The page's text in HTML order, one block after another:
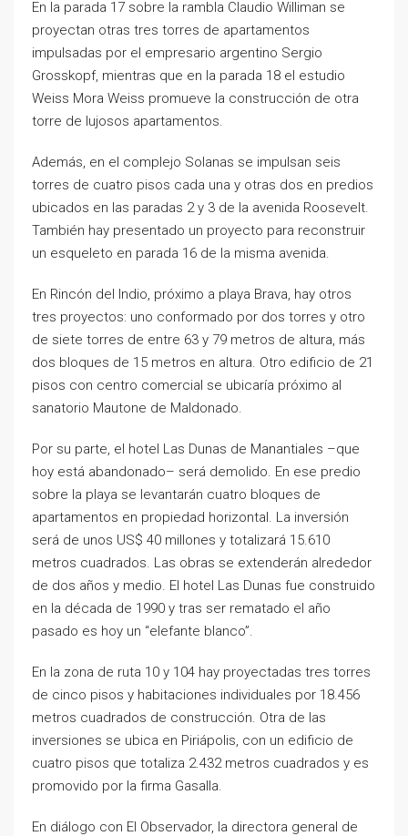
En la parada 17 sobre la rambla Claudio Williman se
proyectan otras tres torres de apartamentos
impulsadas por el empresario argentino Sergio
Grosskopf, mientras que en la parada 18 el estudio
Weiss Mora Weiss promueve la construcción de otra
torre de lujosos apartamentos.
Además, en el complejo Solanas se impulsan seis
torres de cuatro pisos cada una y otras dos en predios
ubicados en las paradas 2 y 3 de la avenida Roosevelt.
También hay presentado un proyecto para reconstruir
un esqueleto en parada 16 de la misma avenida.
En Rincón del Indio, próximo a playa Brava, hay otros
tres proyectos: uno conformado por dos torres y otro
de siete torres de entre 63 y 79 metros de altura, más
dos bloques de 15 metros en altura. Otro edificio de 21
pisos con centro comercial se ubicaría próximo al
sanatorio Mautone de Maldonado.
Por su parte, el hotel Las Dunas de Manantiales –que
hoy está abandonado– será demolido. En ese predio
sobre la playa se levantarán cuatro bloques de
apartamentos en propiedad horizontal. La inversión
será de unos US$ 40 millones y totalizará 15.610
metros cuadrados. Las obras se extenderán alrededor
de dos años y medio. El hotel Las Dunas fue construido
en la década de 1990 y tras ser rematado el año
pasado es hoy un “elefante blanco”.
En la zona de ruta 10 y 104 hay proyectadas tres torres
de cinco pisos y habitaciones individuales por 18.456
metros cuadrados de construcción. Otra de las
inversiones se ubica en Piriápolis, con un edificio de
cuatro pisos que totaliza 2.432 metros cuadrados y es
promovido por la firma Gasalla.
En diálogo con El Observador, la directora general de